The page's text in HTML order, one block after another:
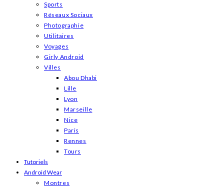
Sports
Réseaux Sociaux
Photographie
Utilitaires
Voyages
Girly Android
Villes
Abou Dhabi
Lille
Lyon
Marseille
Nice
Paris
Rennes
Tours
Tutoriels
Android Wear
Montres